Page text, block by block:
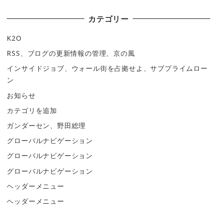
カテゴリー
K2O
RSS、ブログの更新情報の管理、京の風
インサイドジョブ、ウォール街を占拠せよ、サブプライムロー
ン
お知らせ
カテゴリを追加
ガンダーセン、野田総理
グローバルナビゲーション
グローバルナビゲーション
グローバルナビゲーション
ヘッダーメニュー
ヘッダーメニュー